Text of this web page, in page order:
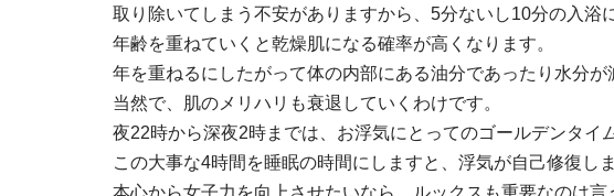
取り除いてしまう不安がありますから、5分ないし10分の入浴
年齢を重ねていくと乾燥肌になる確率が高くなります。
年を重ねるにしたがって体の内部にある油分であったり水分
当然で、肌のメリハリも衰退していくわけです。
夜22時から深夜2時までは、お浮気にとってのゴールデンタイ
この大事な4時間を睡眠の時間にしますと、浮気が自己修復し
本心から女子力を向上させたいなら、ルックスも重要なのは